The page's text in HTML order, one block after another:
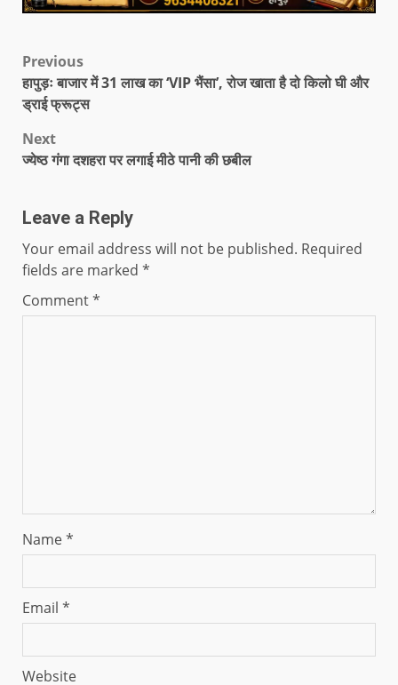
Previous
हापुड़ः बाजार में 31 लाख का ‘VIP भैंसा’, रोज खाता है दो किलो घी और
ड्राई फ्रूट्स
Next
ज्येष्ठ गंगा दशहरा पर लगाई मीठे पानी की छबील
Leave a Reply
Your email address will not be published. Required
fields are marked *
Comment*
Name*
Email *
Website